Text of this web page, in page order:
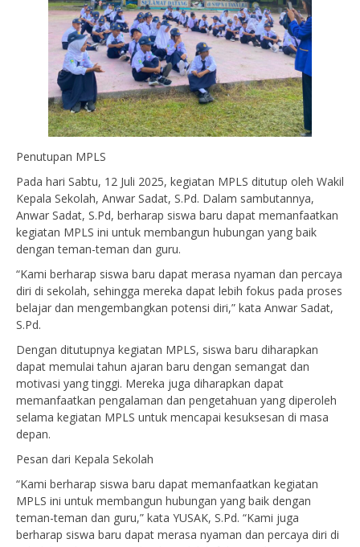
Penutupan MPLS
Pada hari Sabtu, 12 Juli 2025, kegiatan MPLS ditutup oleh Wakil
Kepala Sekolah, Anwar Sadat, S.Pd. Dalam sambutannya,
Anwar Sadat, S.Pd, berharap siswa baru dapat memanfaatkan
kegiatan MPLS ini untuk membangun hubungan yang baik
dengan teman-teman dan guru.
“Kami berharap siswa baru dapat merasa nyaman dan percaya
diri di sekolah, sehingga mereka dapat lebih fokus pada proses
belajar dan mengembangkan potensi diri,” kata Anwar Sadat,
S.Pd.
Dengan ditutupnya kegiatan MPLS, siswa baru diharapkan
dapat memulai tahun ajaran baru dengan semangat dan
motivasi yang tinggi. Mereka juga diharapkan dapat
memanfaatkan pengalaman dan pengetahuan yang diperoleh
selama kegiatan MPLS untuk mencapai kesuksesan di masa
depan.
Pesan dari Kepala Sekolah
“Kami berharap siswa baru dapat memanfaatkan kegiatan
MPLS ini untuk membangun hubungan yang baik dengan
teman-teman dan guru,” kata YUSAK, S.Pd. “Kami juga
berharap siswa baru dapat merasa nyaman dan percaya diri di